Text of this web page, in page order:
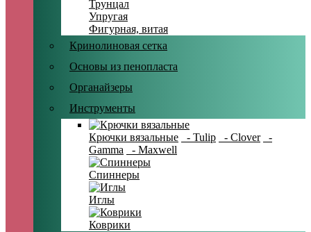
Трунцал
Упругая
Фигурная, витая
Кринолиновая сетка
Основы из пенопласта
Органайзеры
Инструменты
Крючки вязальные - Tulip - Clover
-
Gamma
- Maxwell
Спиннеры
Иглы
Коврики